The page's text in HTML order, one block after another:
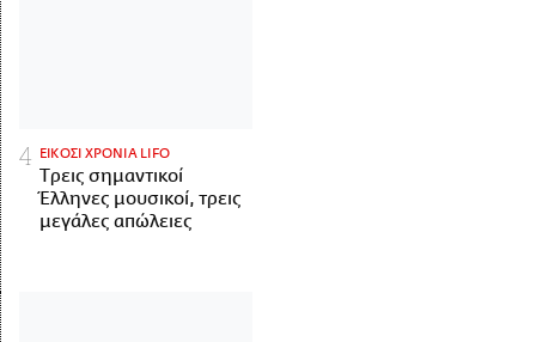
ΕΙΚΟΣΙ ΧΡΟΝΙΑ LIFO
Tρεις σημαντικοί
Έλληνες μουσικοί, τρεις
μεγάλες απώλειες